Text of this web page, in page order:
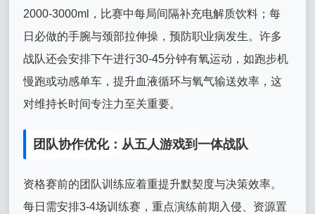
2000-3000ml，比赛中每局间隔补充电解质饮料；每
日必做的手腕与颈部拉伸操，预防职业病发生。许多
战队还会安排下午进行30-45分钟有氧运动，如跑步机
慢跑或动感单车，提升血液循环与氧气输送效率，这
对维持长时间专注力至关重要。
团队协作优化：从五人游戏到一体战队
资格赛前的团队训练应着重提升默契度与决策效率。
每日需安排3-4场训练赛，重点演练前期入侵、资源置